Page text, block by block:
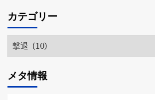
イ
ブ
カテゴリー
カ
リ
ー
メタ情報